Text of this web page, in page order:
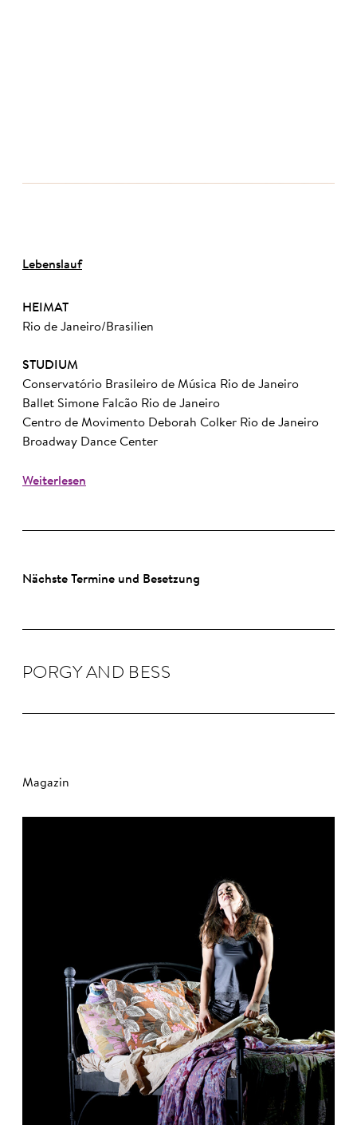
Lebenslauf
HEIMAT
Rio de Janeiro/Brasilien
STUDIUM
Conservatório Brasileiro de Música Rio de Janeiro
Ballet Simone Falcão Rio de Janeiro
Centro de Movimento Deborah Colker Rio de Janeiro
Broadway Dance Center
Weiterlesen
Nächste Termine und Besetzung
PORGY AND BESS
Magazin